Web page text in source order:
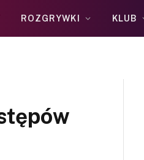
ROZGRYWKI KLUB